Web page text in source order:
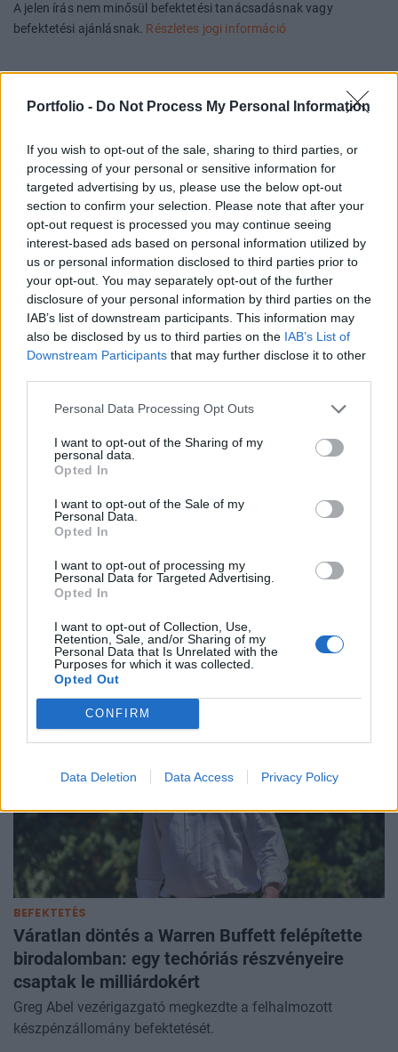
Portfolio - Do Not Process My Personal Information
If you wish to opt-out of the sale, sharing to third parties, or
processing of your personal or sensitive information for
targeted advertising by us, please use the below opt-out
section to confirm your selection. Please note that after your
opt-out request is processed you may continue seeing
interest-based ads based on personal information utilized by
us or personal information disclosed to third parties prior to
your opt-out. You may separately opt-out of the further
disclosure of your personal information by third parties on the
IAB’s list of downstream participants. This information may
also be disclosed by us to third parties on the IAB’s List of
Downstream Participants that may further disclose it to other
Personal Data Processing Opt Outs
I want to opt-out of the Sharing of my
personal data.
Opted In
I want to opt-out of the Sale of my
Personal Data.
Opted In
I want to opt-out of processing my
Personal Data for Targeted Advertising.
Opted In
I want to opt-out of Collection, Use,
Retention, Sale, and/or Sharing of my
Personal Data that Is Unrelated with the
Purposes for which it was collected.
Opted Out
CONFIRM
Data Deletion Data Access Privacy Policy
A jelen írás nem minősül befektetési tanácsadásnak vagy
befektetési ajánlásnak. Részletes jogi információ
Címkék: befektetési alap, vagyonkezelés, biztosító, akvizíció,
alapkezelő,
vienna insurance group,
Union Biztosító,
Találd meg a neked való befektetési alapot!
Keresés
CÍMLAPRÓL AJÁNLJUK
Hatalmas háttéralkuk után dőlhet el a
A Clarity Act megszavazása Donald Trump és a kriptoipar
egyik legnagyobb győzelmét jelentené.
BEFEKTETÉS
Váratlan döntés a Warren Buffett felépítette
birodalomban: egy techóriás részvényeire
csaptak le milliárdokért
Greg Abel vezérigazgató megkezdte a felhalmozott
készpénzállomány befektetését.